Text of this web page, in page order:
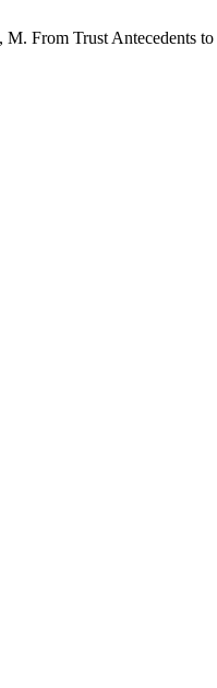
M. From Trust